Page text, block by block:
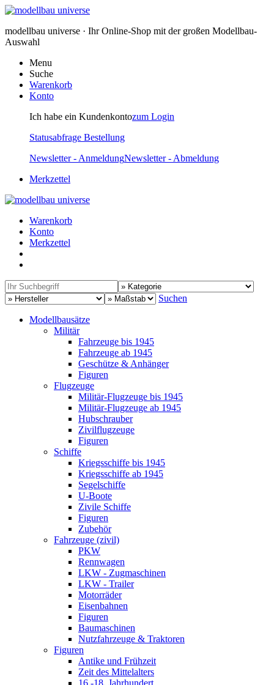
modellbau universe · Ihr Online-Shop mit der großen Modellbau-
Auswahl
Menu
Suche
Warenkorb
Konto
Ich habe ein Kundenkontozum Login
Statusabfrage Bestellung
Newsletter - AnmeldungNewsletter - Abmeldung
Merkzettel
Warenkorb
Konto
Merkzettel
Suchen
Modellbausätze
Militär
Fahrzeuge bis 1945
Fahrzeuge ab 1945
Geschütze & Anhänger
Figuren
Flugzeuge
Militär-Flugzeuge bis 1945
Militär-Flugzeuge ab 1945
Hubschrauber
Zivilflugzeuge
Figuren
Schiffe
Kriegsschiffe bis 1945
Kriegsschiffe ab 1945
Segelschiffe
U-Boote
Zivile Schiffe
Figuren
Zubehör
Fahrzeuge (zivil)
PKW
Rennwagen
LKW - Zugmaschinen
LKW - Trailer
Motorräder
Eisenbahnen
Figuren
Baumaschinen
Nutzfahrzeuge & Traktoren
Figuren
Antike und Frühzeit
Zeit des Mittelalters
16.-18. Jahrhundert